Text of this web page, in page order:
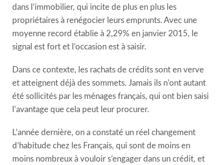
dans l’immobilier, qui incite de plus en plus les
propriétaires à renégocier leurs emprunts. Avec une
moyenne record établie à 2,29% en janvier 2015, le
signal est fort et l’occasion est à saisir.
Dans ce contexte, les rachats de crédits sont en verve
et atteignent déjà des sommets. Jamais ils n’ont autant
été sollicités par les ménages français, qui ont bien saisi
l’avantage que cela peut leur procurer.
L’année dernière, on a constaté un réel changement
d’habitude chez les Français, qui sont de moins en
moins nombreux à vouloir s’engager dans un crédit, et